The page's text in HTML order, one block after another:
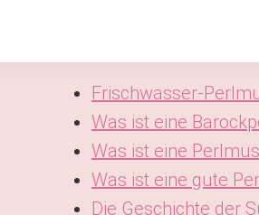
Frischwasser-
Was ist eine
Was ist eine
Was ist eine gute
Die Geschichte der